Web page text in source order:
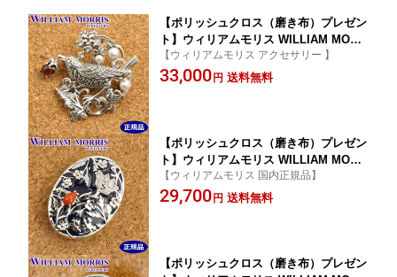
【ポリッシュクロス（磨き布）プレゼン
ト】ウィリアムモリス WILLIAM MORR
IS いちご泥棒 ブローチ ペンダント シ
ルバー925 ガーネット 碌山 ウィリアム
【ウィリアムモリス アクセサリー 】
33,000 円 送料無料
【ポリッシュクロス（磨き布）プレゼン
ト】ウィリアムモリス WILLIAM MORR
IS メドウェイ エナメル ブローチ ペン
ダント シルバー925 珊瑚 碌山 ウィリア
【ウィリアムモリス 国内正規品】
29,700 円 送料無料
【ポリッシュクロス（磨き布）プレゼン